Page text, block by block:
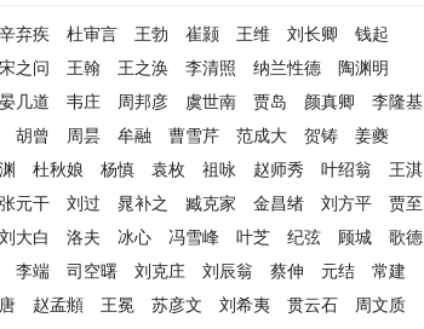
辛弃疾 杜审言 王勃 崔颢 王维 刘长卿
钱起
宋之问 王翰 王之涣 李清照 纳兰性德
陶渊明
晏几道 韦庄 周邦彦 虞世南 贾岛 颜真卿
李隆基
胡曾 周昙 牟融 曹雪芹 范成大 贺铸
姜夔
杜秋娘 杨慎 袁枚 祖咏 赵师秀 叶绍翁
王淇
张元干 刘过 晁补之 臧克家 金昌绪 刘方平
贾至
刘大白 洛夫 冰心 冯雪峰 叶芝 纪弦 顾城
歌德
李端 司空曙 刘克庄 刘辰翁 蔡伸 元结
常建
赵孟頫 王冕 苏彦文 刘希夷 贯云石
周文质